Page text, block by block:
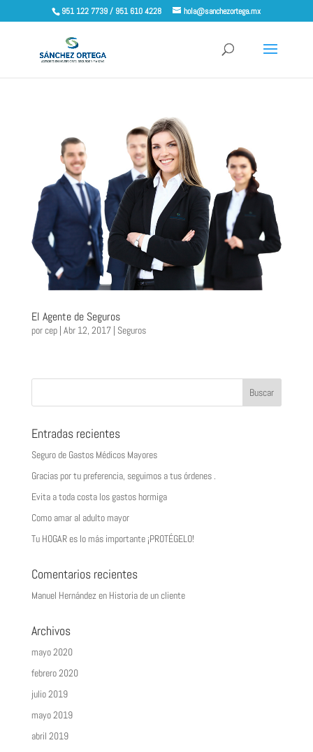
951 122 7739 / 951 610 4228 hola@sanchezortega.mx
El Agente de Seguros
porcep| Abr 12, 2017| Seguros
Entradas recientes
Seguro de Gastos Médicos Mayores
Gracias por tu preferencia, seguimos a tus órdenes .
Evita a toda costa los gastos hormiga
Como amar al adulto mayor
Tu HOGAR es lo más importante ¡PROTÉGELO!
Comentarios recientes
Manuel Hernándezen Historia de un cliente
Archivos
mayo 2020
febrero 2020
julio 2019
mayo 2019
abril 2019